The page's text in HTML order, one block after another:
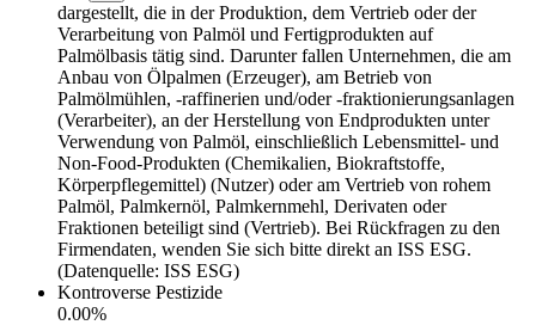
dargestellt, die in der Produktion, dem Vertrieb oder der
Verarbeitung von Palmöl und Fertigprodukten auf
Palmölbasis tätig sind. Darunter fallen Unternehmen, die am
Anbau von Ölpalmen (Erzeuger), am Betrieb von
Palmölmühlen, -raffinerien und/oder -fraktionierungsanlagen
(Verarbeiter), an der Herstellung von Endprodukten unter
Verwendung von Palmöl, einschließlich Lebensmittel- und
Non-Food-Produkten (Chemikalien, Biokraftstoffe,
Körperpflegemittel) (Nutzer) oder am Vertrieb von rohem
Palmöl, Palmkernöl, Palmkernmehl, Derivaten oder
Fraktionen beteiligt sind (Vertrieb). Bei Rückfragen zu den
Firmendaten, wenden Sie sich bitte direkt an ISS ESG.
(Datenquelle: ISS ESG)
Kontroverse Pestizide
0.00%